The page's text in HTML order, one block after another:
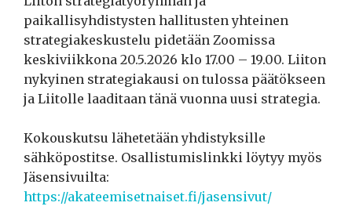
paikallisyhdistysten hallitusten yhteinen
strategiakeskustelu pidetään Zoomissa
keskiviikkona 20.5.2026 klo 17.00 – 19.00. Liiton
nykyinen strategiakausi on tulossa päätökseen
ja Liitolle laaditaan tänä vuonna uusi strategia.
Kokouskutsu lähetetään yhdistyksille
sähköpostitse. Osallistumislinkki löytyy myös
Jäsensivuilta:
https://akateemisetnaiset.fi/jasensivut/